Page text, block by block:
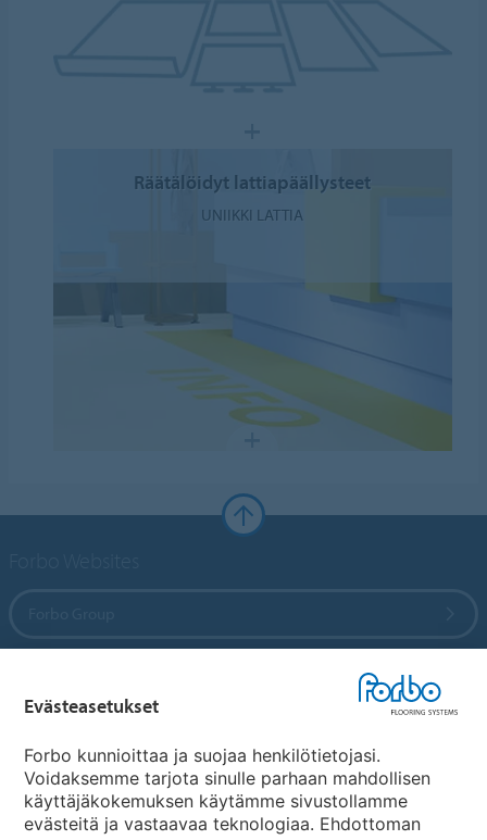
Räätälöidyt lattiapäällysteet
UNIIKKI LATTIA
Maakohtaiset sivut
Evästeasetukset
Forbo kunnioittaa ja suojaa henkilötietojasi.
Voidaksemme tarjota sinulle parhaan mahdollisen
käyttäjäkokemuksen käytämme sivustollamme
evästeitä ja vastaavaa teknologiaa. Ehdottoman